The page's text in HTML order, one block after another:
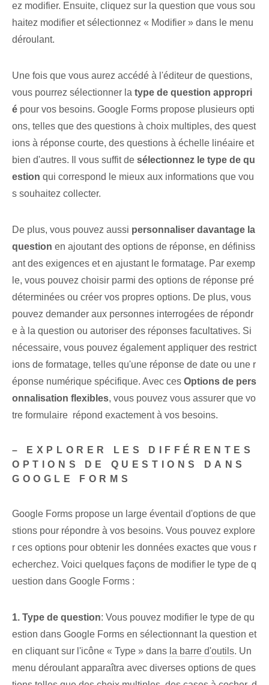
ez modifier. Ensuite, cliquez sur la question que vous sou
haitez modifier et sélectionnez « Modifier » dans le menu
déroulant.
Une fois que vous aurez accédé à l'éditeur de questions,
vous pourrez sélectionner la type de question appropri
é pour vos besoins.⁢ Google Forms propose plusieurs opti
ons, telles que des questions à choix multiples, des quest
ions à réponse courte, des questions à échelle linéaire et
bien d'autres. Il vous suffit de sélectionnez le type de qu
estion qui correspond le mieux aux informations que vou
s souhaitez collecter.
De plus, vous pouvez aussi personnaliser davantage la
question en ajoutant des options de réponse, en définiss
ant des exigences et en ajustant le formatage. Par exemp
le, vous pouvez choisir parmi des options de réponse pré
déterminées ⁤ou créer vos propres‍ options. De plus, vous
pouvez demander aux personnes interrogées de répondr
e à la question ou autoriser des réponses facultatives. Si
nécessaire, vous pouvez également appliquer des restrict
ions de formatage, telles qu'une réponse de date ou une r
éponse numérique spécifique. Avec ces Options de pers
onnalisation flexibles, vous pouvez vous assurer que vo
tre formulaire ⁢ répond exactement à vos besoins.
– EXPLORER LES DIFFÉRENTES
OPTIONS DE QUESTIONS DANS
GOOGLE FORMS
Google Forms⁣ propose un large éventail d'options de que
stions pour répondre à vos besoins. Vous pouvez explore
r ces options pour obtenir les données exactes que vous r
echerchez. Voici ⁢quelques façons⁢ de ‌modifier ⁢le⁤ type de q
uestion dans Google Forms :
1. Type de question: Vous pouvez modifier le type de qu
estion dans Google Forms en sélectionnant la question et
en cliquant sur l'icône « Type » dans la barre d'outils. Un
menu déroulant apparaîtra avec diverses options de ques